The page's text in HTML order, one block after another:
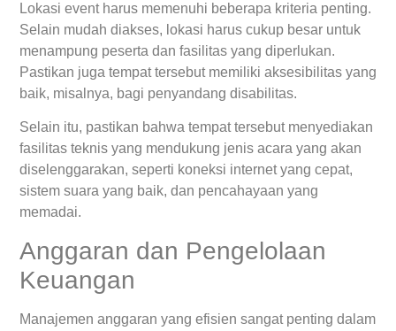
Lokasi event harus memenuhi beberapa kriteria penting.
Selain mudah diakses, lokasi harus cukup besar untuk
menampung peserta dan fasilitas yang diperlukan.
Pastikan juga tempat tersebut memiliki aksesibilitas yang
baik, misalnya, bagi penyandang disabilitas.
Selain itu, pastikan bahwa tempat tersebut menyediakan
fasilitas teknis yang mendukung jenis acara yang akan
diselenggarakan, seperti koneksi internet yang cepat,
sistem suara yang baik, dan pencahayaan yang
memadai.
Anggaran dan Pengelolaan
Keuangan
Manajemen anggaran yang efisien sangat penting dalam